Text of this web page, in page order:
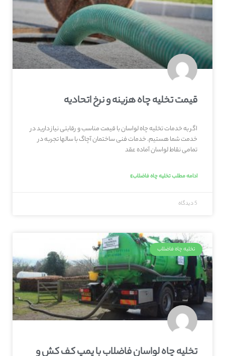
قیمت تخلیه چاه هزینه و نرخ اتحادیه
اگر به خدمات تخلیه چاه لواسان با قیمت مناسب و رقابتی نیاز دارید در
خدمت شما هستیم. خدمات فنی ساختمان آچاگ با سالها تجربه در
تمامی نقاط لواسان آماده عقد
ادامه مطلب تخلیه چاه فاضلاب»
5 دیدگاه
تخلیه چاه فاضلاب
تخلیه چاه لواسان فاضلاب با پمپ کف کش و